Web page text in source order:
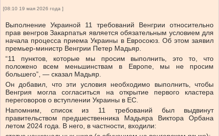
[08:10 19 мая 2026 года ]
Выполнение Украиной 11 требований Венгрии относительно
прав венгров Закарпатья является обязательным условием для
начала процесса приема Украины в Евросоюз. Об этом заявил
премьер-министр Венгрии Петер Мадьяр.
“11 пунктов, которые мы просим выполнить, это то, что
положено всем меньшинствам в Европе, мы не просим
большего”, — сказал Мадьяр.
Он добавил, что эти условия необходимо выполнить, чтобы
Венгрия могла согласиться на открытие первого кластера
переговоров о вступлении Украины в ЕС.
Напомним, список из 11 требований был выдвинут
правительством предшественника Мадьяра Виктора Орбана
летом 2024 года. В него, в частности, входили: